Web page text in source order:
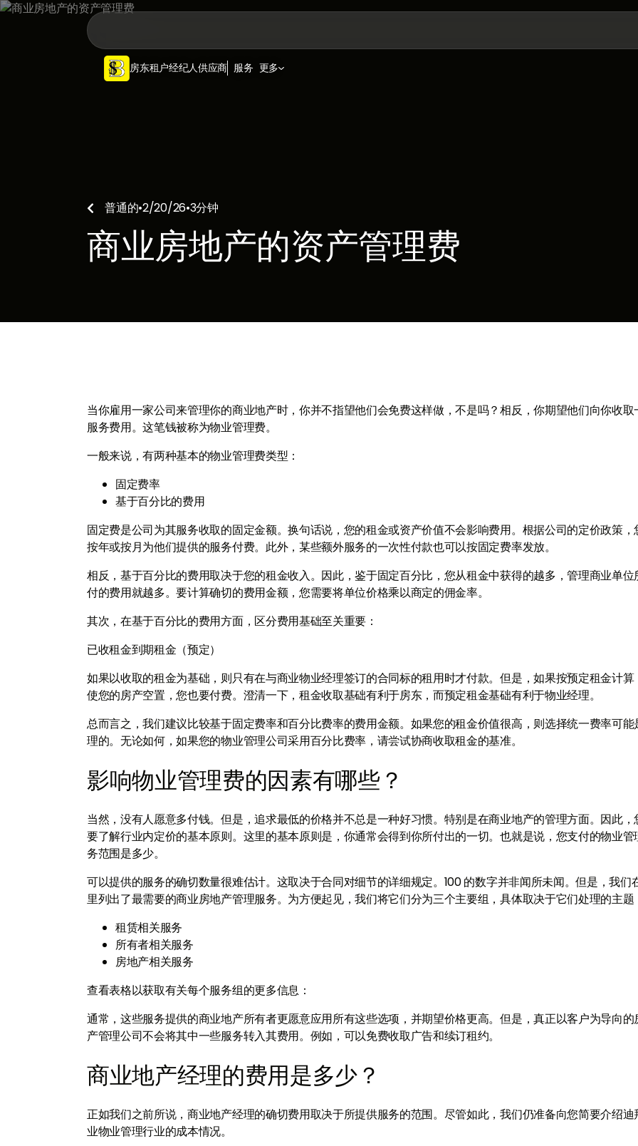
房东租户经纪人供应商 服务 更多
普通的•2/20/26•3分钟
商业房地产的资产管理费
当你雇用一家公司来管理你的商业地产时，你并不指望他们会免费这样做，不是吗？相反，你期望他们向你收取
服务费用。这笔钱被称为物业管理费。
一般来说，有两种基本的物业管理费类型：
固定费率
基于百分比的费用
固定费是公司为其服务收取的固定金额。换句话说，您的租金或资产价值不会影响费用。根据公司的定价政策，
按年或按月为他们提供的服务付费。此外，某些额外服务的一次性付款也可以按固定费率发放。
相反，基于百分比的费用取决于您的租金收入。因此，鉴于固定百分比，您从租金中获得的越多，管理商业单位
付的费用就越多。要计算确切的费用金额，您需要将单位价格乘以商定的佣金率。
其次，在基于百分比的费用方面，区分费用基础至关重要：
已收租金到期租金（预定）
如果以收取的租金为基础，则只有在与商业物业经理签订的合同标的租用时才付款。但是，如果按预定租金计算
使您的房产空置，您也要付费。澄清一下，租金收取基础有利于房东，而预定租金基础有利于物业经理。
总而言之，我们建议比较基于固定费率和百分比费率的费用金额。如果您的租金价值很高，则选择统一费率可能
理的。无论如何，如果您的物业管理公司采用百分比费率，请尝试协商收取租金的基准。
影响物业管理费的因素有哪些？
当然，没有人愿意多付钱。但是，追求最低的价格并不总是一种好习惯。特别是在商业地产的管理方面。因此，
要了解行业内定价的基本原则。这里的基本原则是，你通常会得到你所付出的一切。也就是说，您支付的物业管
务范围是多少。
可以提供的服务的确切数量很难估计。这取决于合同对细节的详细规定。100 的数字并非闻所未闻。但是，我们
里列出了最需要的商业房地产管理服务。为方便起见，我们将它们分为三个主要组，具体取决于它们处理的主题
租赁相关服务
所有者相关服务
房地产相关服务
查看表格以获取有关每个服务组的更多信息：
通常，这些服务提供的商业地产所有者更愿意应用所有这些选项，并期望价格更高。但是，真正以客户为导向的
产管理公司不会将其中一些服务转入其费用。例如，可以免费收取广告和续订租约。
商业地产经理的费用是多少？
正如我们之前所说，商业地产经理的确切费用取决于所提供服务的范围。尽管如此，我们仍准备向您简要介绍迪
业物业管理行业的成本情况。